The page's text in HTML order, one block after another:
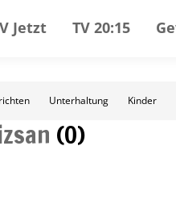
Jetzt TV 20:15
Unterhaltung Kinder
(0)